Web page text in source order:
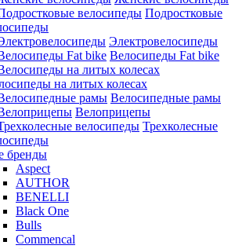
Подростковые
Электровелосипеды
Велосипеды Fat bike
на литых колесах
Велосипедные рамы
Велоприцепы
Трехколесные
бренды
Aspect
AUTHOR
BENELLI
Black One
Bulls
Commencal